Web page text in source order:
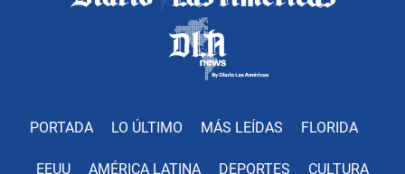
PORTADA LO ÚLTIMO MÁS LEÍDAS FLORIDA
EEUU AMÉRICA LATINA DEPORTES CULTURA